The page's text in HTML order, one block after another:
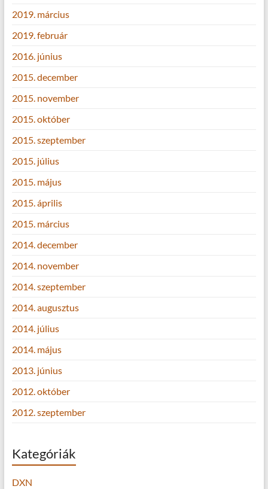
2019. március
2019. február
2016. június
2015. december
2015. november
2015. október
2015. szeptember
2015. július
2015. május
2015. április
2015. március
2014. december
2014. november
2014. szeptember
2014. augusztus
2014. július
2014. május
2013. június
2012. október
2012. szeptember
Kategóriák
DXN